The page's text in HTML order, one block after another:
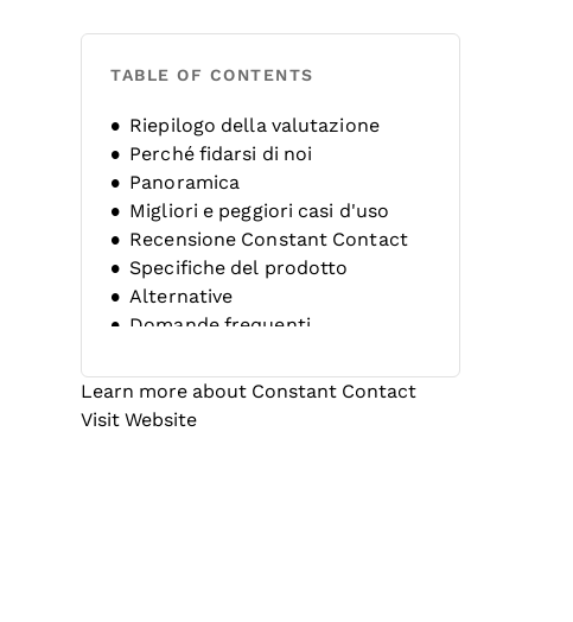
TABLE OF CONTENTS
Riepilogo della valutazione
Perché fidarsi di noi
Panoramica
Migliori e peggiori casi d'uso
Recensione Constant Contact
Specifiche del prodotto
Alternative
Domande frequenti
Learn more about Constant Contact
Visit WebsiteOpens new window